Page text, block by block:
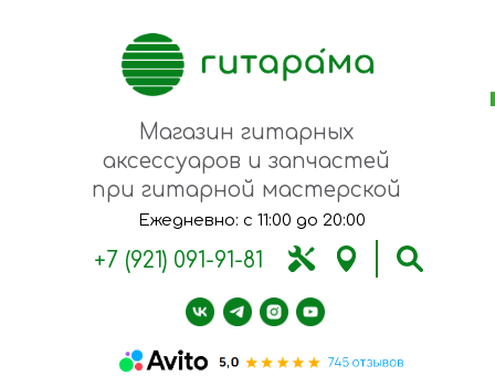
Магазин гитарных
аксессуаров и запчастей
при гитарной мастерской
+7 (921) 091-91-81
Ежедневно: с 11:00 до 20:00